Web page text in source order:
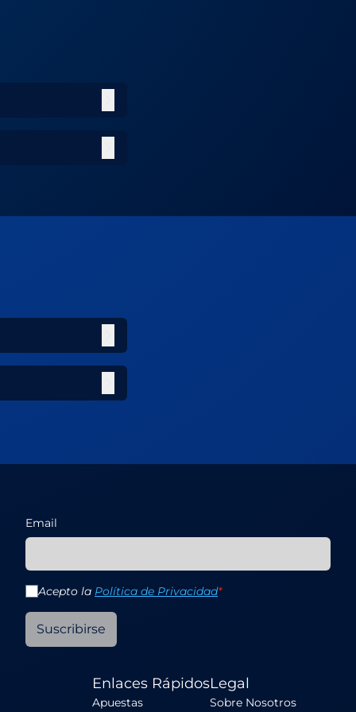
Email
Acepto la Política de Privacidad*
Suscribirse
Enlaces Rápidos
Apuestas
Legal
Sobre Nosotros